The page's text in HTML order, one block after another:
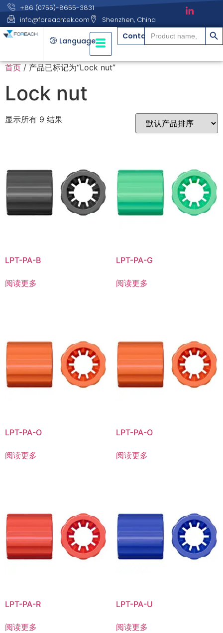
+86 (0755)-8655-3831
info@foreachtek.com
Shenzhen, China
Language Contact
Search
for:
搜索
首页 / 产品已标记为“Lock nut”
Lock nut
显示所有 9 结果
LPT-PA-B
阅读更多
LPT-PA-G
阅读更多
LPT-PA-O
阅读更多
LPT-PA-O
阅读更多
LPT-PA-R
阅读更多
LPT-PA-U
阅读更多